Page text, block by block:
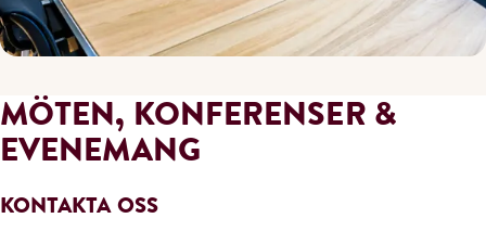
MÖTEN, KONFERENSER &
EVENEMANG
KONTAKTA OSS